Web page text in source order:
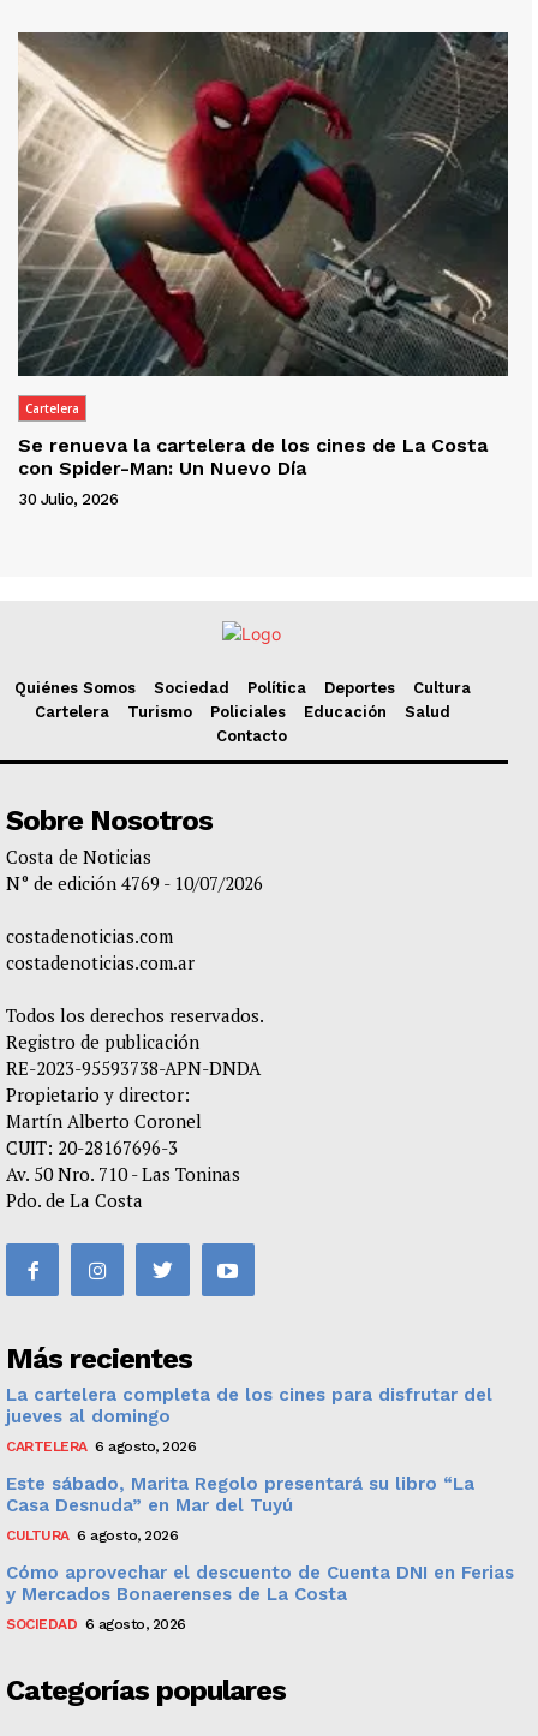
Cartelera
Se renueva la cartelera de los cines de La Costa
con Spider-Man: Un Nuevo Día
30 Julio, 2026
Quiénes Somos Sociedad Política Deportes
Cultura
Cartelera
Turismo Policiales Educación
Salud
Contacto
Sobre Nosotros
Costa de Noticias
N° de edición 4769 - 10/07/2026
costadenoticias.com
costadenoticias.com.ar
Todos los derechos reservados.
Registro de publicación
RE-2023-95593738-APN-DNDA
Propietario y director:
Martín Alberto Coronel
CUIT: 20-28167696-3
Av. 50 Nro. 710 - Las Toninas
Pdo. de La Costa
Más recientes
La cartelera completa de los cines para disfrutar del
jueves al domingo
CARTELERA 6 agosto, 2026
Este sábado, Marita Regolo presentará su libro “La
Casa Desnuda” en Mar del Tuyú
CULTURA 6 agosto, 2026
Cómo aprovechar el descuento de Cuenta DNI en Ferias
y Mercados Bonaerenses de La Costa
SOCIEDAD 6 agosto, 2026
Categorías populares